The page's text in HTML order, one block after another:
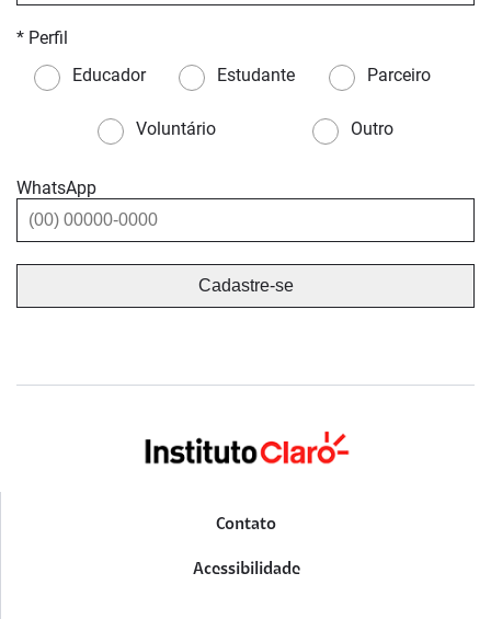
* Perfil
Educador
Estudante Parceiro
Voluntário Outro
WhatsApp
Contato
Acessibilidade